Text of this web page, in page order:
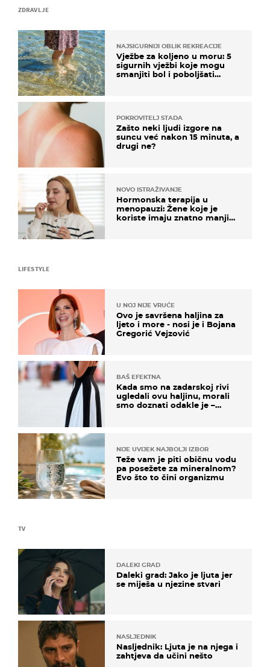
ZDRAVLJE
NAJSIGURNIJI OBLIK REKREACIJE
Vježbe za koljeno u moru: 5
sigurnih vježbi koje mogu
smanjiti bol i poboljšati
POKROVITELJ STADA
Zašto neki ljudi izgore na
suncu već nakon 15 minuta, a
drugi ne?
NOVO ISTRAŽIVANJE
Hormonska terapija u
menopauzi: Žene koje je
koriste imaju znatno manji
TV
DALEKI GRAD
Daleki grad: Jako je ljuta jer
se miješa u njezine stvari
NASLJEDNIK
Nasljednik: Ljuta je na njega i
zahtjeva da učini nešto
LIFESTYLE
U NOJ NIJE VRUĆE
Ovo je savršena haljina za
ljeto i more - nosi je i Bojana
Gregorić Vejzović
BAŠ EFEKTNA
Kada smo na zadarskoj rivi
ugledali ovu haljinu, morali
smo doznati odakle je –
NIJE UVIJEK NAJBOLJI IZBOR
Teže vam je piti običnu vodu
pa posežete za mineralnom?
Evo što to čini organizmu